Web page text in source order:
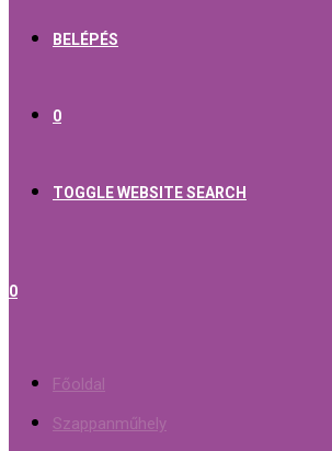
BELÉPÉS
0
TOGGLE WEBSITE SEARCH
0
Főoldal
Szappanműhely